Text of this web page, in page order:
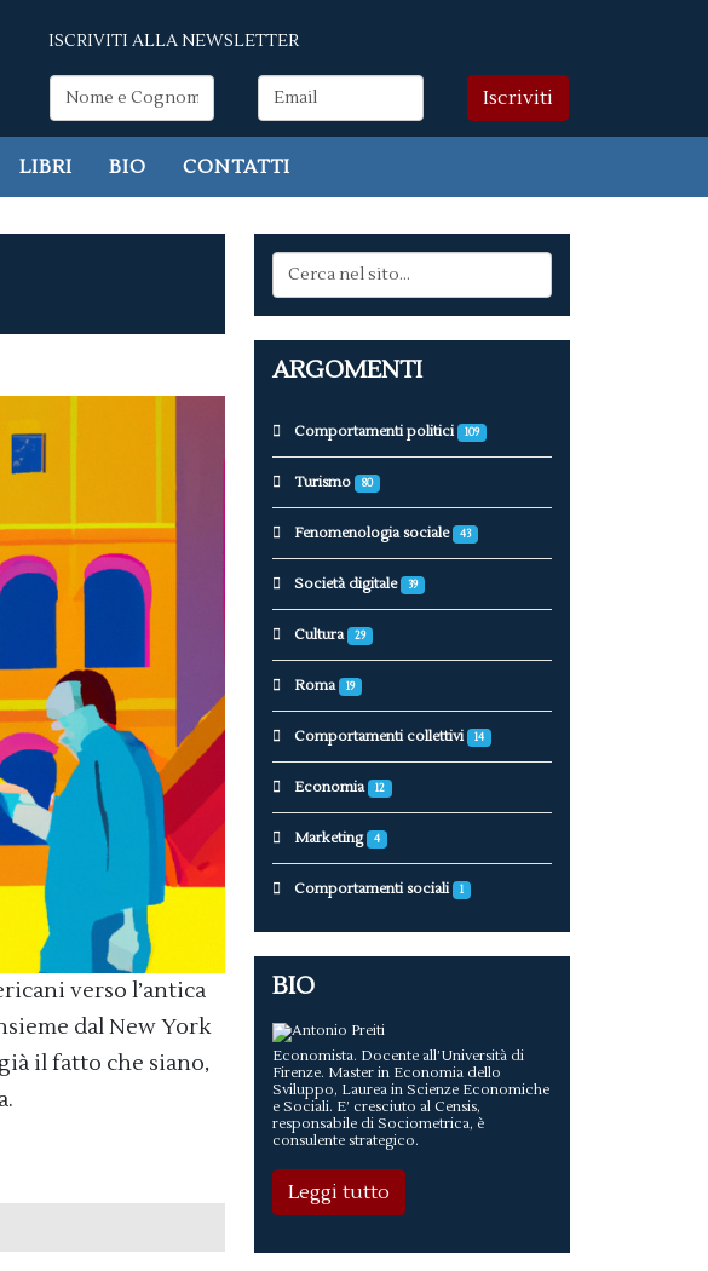
ISCRIVITI ALLA NEWSLETTER
LIBRI BIO CONTATTI
verso l’antica
dal New York
il fatto che siano,
ARGOMENTI
Comportamenti politici 109
Turismo 80
Fenomenologia sociale 43
Società digitale 39
Cultura 29
Roma 19
Comportamenti collettivi 14
Economia 12
Marketing 4
Comportamenti sociali 1
BIO
Economista. Docente all’Università di
Firenze. Master in Economia dello
Sviluppo, Laurea in Scienze Economiche
e Sociali. E’ cresciuto al Censis,
responsabile di Sociometrica, è
consulente strategico.
Leggi tutto